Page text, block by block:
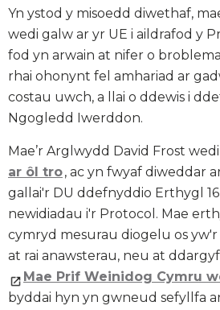
Yn ystod y misoedd diwethaf,
wedi galw ar yr UE i aildrafod y
fod yn arwain at nifer o
rhai ohonynt fel amhariad ar
costau uwch, a llai o ddewis i
Ngogledd Iwerddon.
Mae’r Arglwydd David Frost wedi
ar ôl tro, ac yn fwyaf diweddar
gallai'r DU ddefnyddio Erthygl
newidiadau i'r Protocol. Mae
cymryd mesurau diogelu os
at rai anawsterau, neu at
Mae Prif Weinidog Cymru
byddai hyn yn gwneud sefyllfa